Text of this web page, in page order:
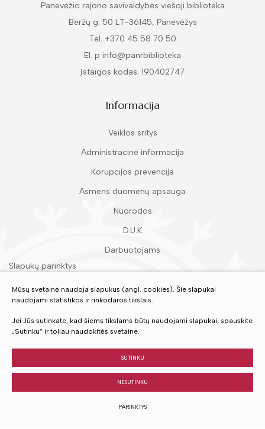
Panevėžio rajono savivaldybės viešoji biblioteka
Beržų g. 50 LT-36145, Panevėžys
Tel. +370 45 58 70 50
El. p info@panrbiblioteka
Įstaigos kodas: 190402747
Informacija
Veiklos sritys
Administracinė informacija
Korupcijos prevencija
Asmens duomenų apsauga
Nuorodos
D.U.K
Darbuotojams
Slapukų parinktys
Įvertinkite mūsų paslaugas
Mūsų svetainė naudoja slapukus (angl. cookies). Šie slapukai
naudojami statistikos ir rinkodaros tikslais.
Jei Jūs sutinkate, kad šiems tikslams būtų naudojami slapukai, spauskite
„Sutinku“ ir toliau naudokitės svetaine.
SUTINKU
NESUTINKU
PARINKTYS